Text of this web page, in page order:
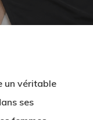
un véritable
ses